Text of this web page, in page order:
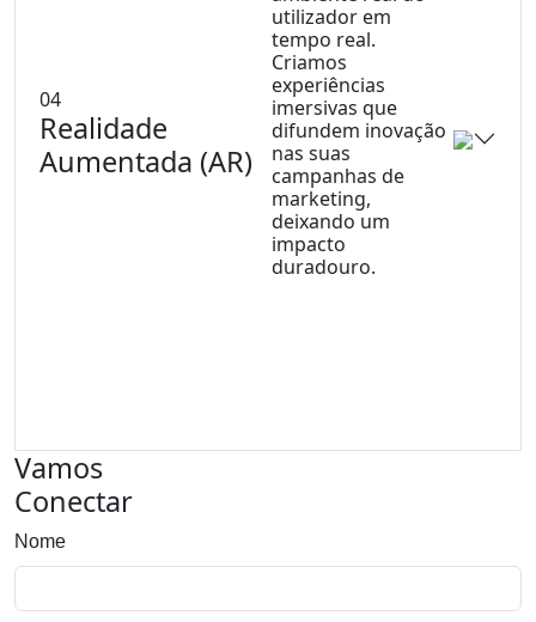
04
Realidade
Aumentada (AR)
utilizador em
tempo real.
Criamos
experiências
imersivas que
difundem inovação
nas suas
campanhas de
marketing,
deixando um
impacto
duradouro.
Vamos
Conectar
Nome